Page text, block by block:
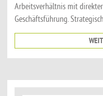
Arbeitsverhältnis mit
Geschäftsführung.